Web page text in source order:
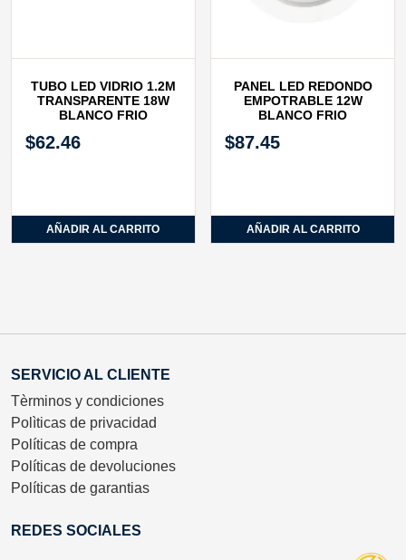
TUBO LED VIDRIO 1.2M
TRANSPARENTE 18W
BLANCO FRIO
$62.46
AÑADIR AL CARRITO
PANEL LED REDONDO
EMPOTRABLE 12W
BLANCO FRIO
$87.45
AÑADIR AL CARRITO
SERVICIO AL CLIENTE
Tèrminos y condiciones
Polìticas de privacidad
Políticas de compra
Políticas de devoluciones
Políticas de garantias
REDES SOCIALES